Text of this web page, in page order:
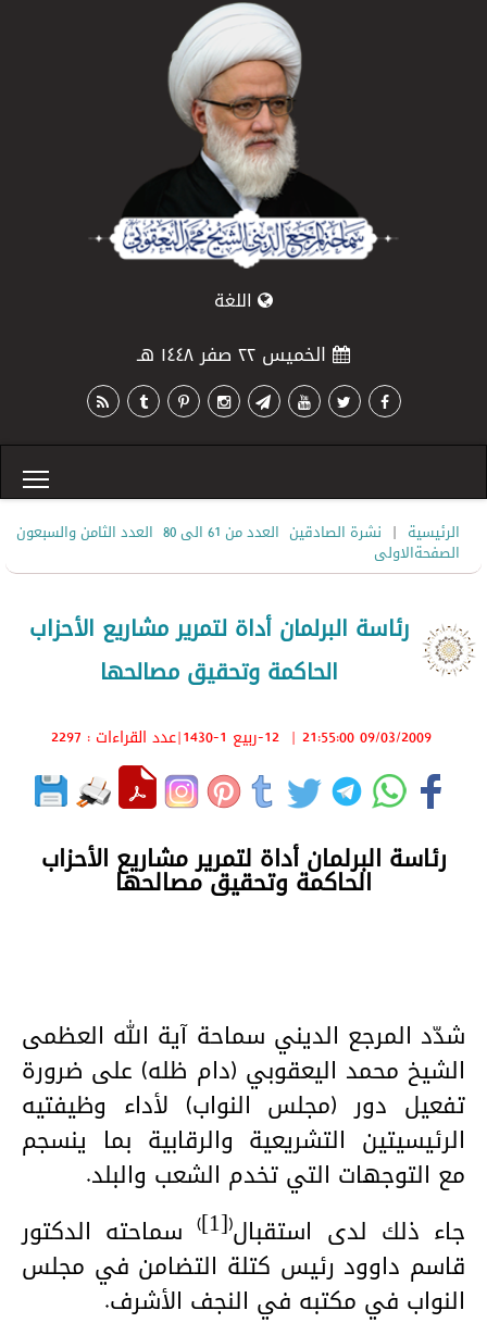
اللغة
الخميس ٢٢ صفر ١٤٤٨ هـ
الرئيسية | نشرة الصادقين العدد من 61 الى 80 العدد الثامن والسبعون
الصفحةالاولى
رئاسة البرلمان أداة لتمرير مشاريع الأحزاب
الحاكمة وتحقيق مصالحها
09/03/2009 21:55:00
| 12-ربيع 1-1430 |عدد القراءات : 2297
رئاسة البرلمان أداة لتمرير مشاريع الأحزاب
الحاكمة وتحقيق مصالحها
شدّد المرجع الديني سماحة آية الله العظمى
الشيخ محمد اليعقوبي (دام ظله) على ضرورة
تفعيل دور (مجلس النواب) لأداء وظيفتيه
الرئيسيتين التشريعية والرقابية بما ينسجم
مع التوجهات التي تخدم الشعب والبلد.
جاء ذلك لدى استقبال(
[1]
)سماحته الدكتور
قاسم داوود رئيس كتلة التضامن في مجلس
النواب في مكتبه في النجف الأشرف.